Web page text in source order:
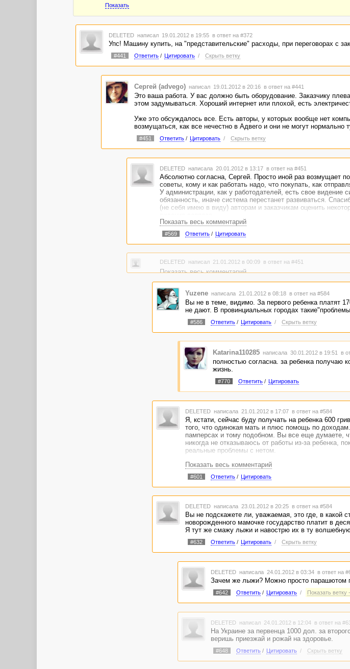
Показать
DELETED написал 19.01.2012 в 19:55 в ответ на #372
Упс! Машину купить, на "представительские" расходы, при переговорах с
#441 Ответить/ Цитировать / Скрыть ветку
Сергей (advego) написал 19.01.2012 в 20:16 в ответ на #441
Это ваша работа. У вас должно быть оборудование. Заказчику
этом задумываться. Хороший интернет или плохой, есть
Уже это обсуждалось все. Есть авторы, у которых вообще нет
возмущаться, как все нечестно в Адвего и они не могут нормально
#451 Ответить/ Цитировать / Скрыть ветку
DELETED написала 20.01.2012 в 13:17 в ответ на #451
Абсолютно согласна, Сергей. Просто иной раз возмущает
советы, кому и как работать надо, что покупать, как
У администрации, как у работодателей, есть свое видение
обязанность, иначе система перестанет развиваться.
(не себя имею в виду) авторам и заказчикам оценить
Показать весь комментарий
#569 Ответить/ Цитировать
DELETED написал 21.01.2012 в 00:09 в ответ на #451
Показать весь комментарий
Yuzene написала 21.01.2012 в 08:18 в ответ на #584
Вы не в теме, видимо. За первого ребенка платят
не дают. В провинциальных городах
#586 Ответить/ Цитировать / Скрыть ветку
Katarina110285 написала 30.01.2012 в 19:51 в
полностью согласна. за ребенка получаю
жизнь.
#770 Ответить/ Цитировать
DELETED написала 21.01.2012 в 17:07 в ответ на #584
Я, кстати, сейчас буду получать на ребенка 600
того, что одинокая мать и плюс помощь по
памперсах и тому подобном. Вы все еще думаете,
никогда не отказываюсь от работы из-за ребенка,
реальные проблемы с нетом.
Показать весь комментарий
#601 Ответить/ Цитировать
DELETED написала 23.01.2012 в 20:25 в ответ на #584
Вы не подскажете ли, уважаемая, это где, в какой
новорожденного мамочке государство платит в
Я тут же смажу лыжи и навострю их в ту
#632 Ответить/ Цитировать / Скрыть ветку
DELETED написала 24.01.2012 в 03:34 в ответ на
Зачем же лыжи? Можно просто парашютом
#642 Ответить/ Цитировать / Показать ветку
DELETED написал 24.01.2012 в 12:04 в ответ на
На Украине за первенца 1000 дол. за
веришь приезжай и рожай на здоровье.
#648 Ответить/ Цитировать / Скрыть ветку